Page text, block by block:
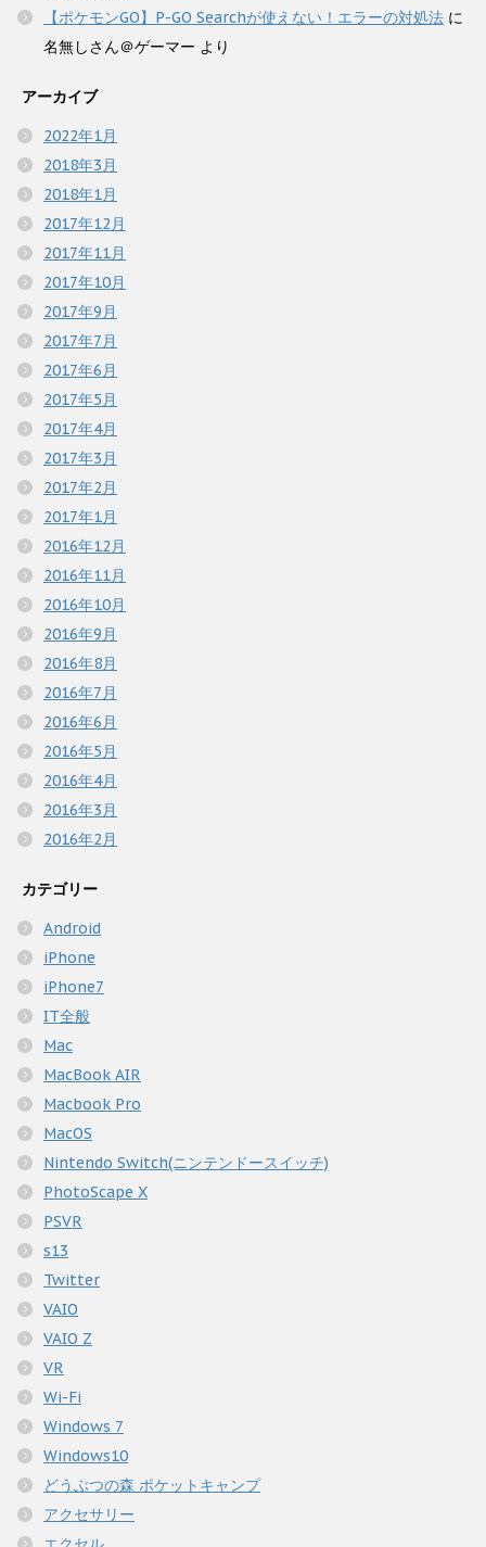
【ポケモンGO】P-GO Searchが使えない！エラーの対処法 に
名無しさん＠ゲーマー より
アーカイブ
2022年1月
2018年3月
2018年1月
2017年12月
2017年11月
2017年10月
2017年9月
2017年7月
2017年6月
2017年5月
2017年4月
2017年3月
2017年2月
2017年1月
2016年12月
2016年11月
2016年10月
2016年9月
2016年8月
2016年7月
2016年6月
2016年5月
2016年4月
2016年3月
2016年2月
カテゴリー
Android
iPhone
iPhone7
IT全般
Mac
MacBook AIR
Macbook Pro
MacOS
Nintendo Switch(ニンテンドースイッチ)
PhotoScape X
PSVR
s13
Twitter
VAIO
VAIO Z
VR
Wi-Fi
Windows 7
Windows10
どうぶつの森 ポケットキャンプ
アクセサリー